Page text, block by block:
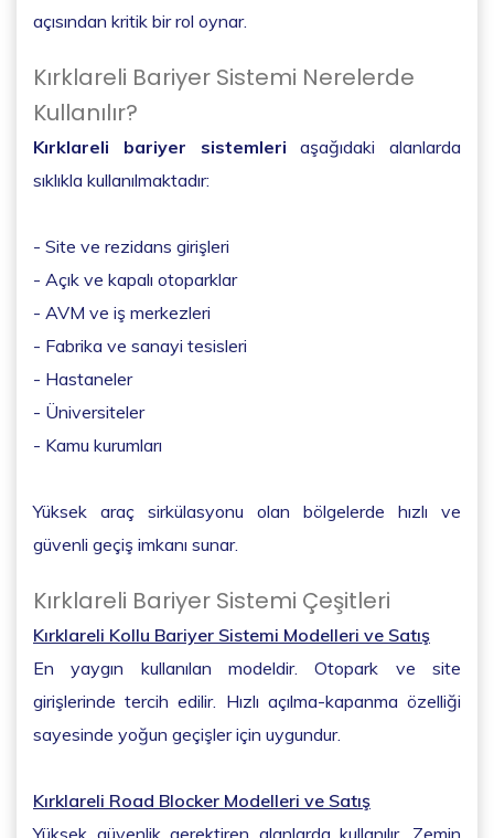
açısından kritik bir rol oynar.
Kırklareli Bariyer Sistemi Nerelerde
Kullanılır?
Kırklareli bariyer sistemleri aşağıdaki alanlarda
sıklıkla kullanılmaktadır:
- Site ve rezidans girişleri
- Açık ve kapalı otoparklar
- AVM ve iş merkezleri
- Fabrika ve sanayi tesisleri
- Hastaneler
- Üniversiteler
- Kamu kurumları
Yüksek araç sirkülasyonu olan bölgelerde hızlı ve
güvenli geçiş imkanı sunar.
Kırklareli Bariyer Sistemi Çeşitleri
Kırklareli Kollu Bariyer Sistemi Modelleri ve Satış
En yaygın kullanılan modeldir. Otopark ve site
girişlerinde tercih edilir. Hızlı açılma-kapanma özelliği
sayesinde yoğun geçişler için uygundur.
Kırklareli Road Blocker Modelleri ve Satış
Yüksek güvenlik gerektiren alanlarda kullanılır. Zemin